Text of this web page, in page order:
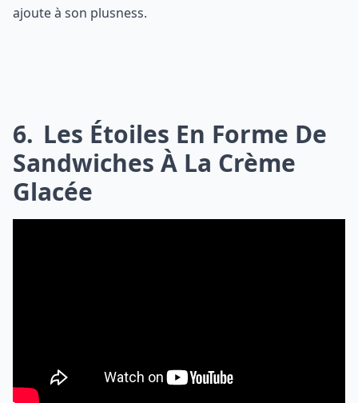
ajoute à son plusness.
6 Les Étoiles En Forme De
Sandwiches À La Crème
Glacée